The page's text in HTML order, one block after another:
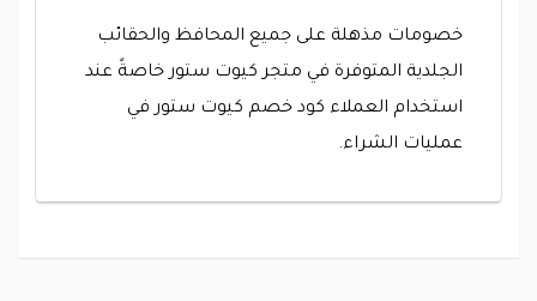
خصومات مذهلة على جميع المحافظ والحقائب
الجلدية المتوفرة في متجر كيوت ستور خاصةً عند
استخدام العملاء كود خصم كيوت ستور في
عمليات الشراء.